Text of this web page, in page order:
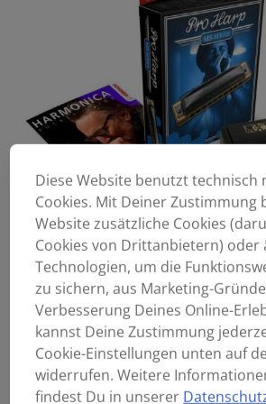
Diese Website benutzt technisch
Cookies. Mit Deiner Zustimmung
Website zusätzliche Cookies
Cookies von Drittanbietern) oder
Technologien, um die
zu sichern, aus Marketing-
Verbesserung Deines Online-
kannst Deine Zustimmung
Cookie-Einstellungen unten auf
widerrufen. Weitere
findest Du in unserer